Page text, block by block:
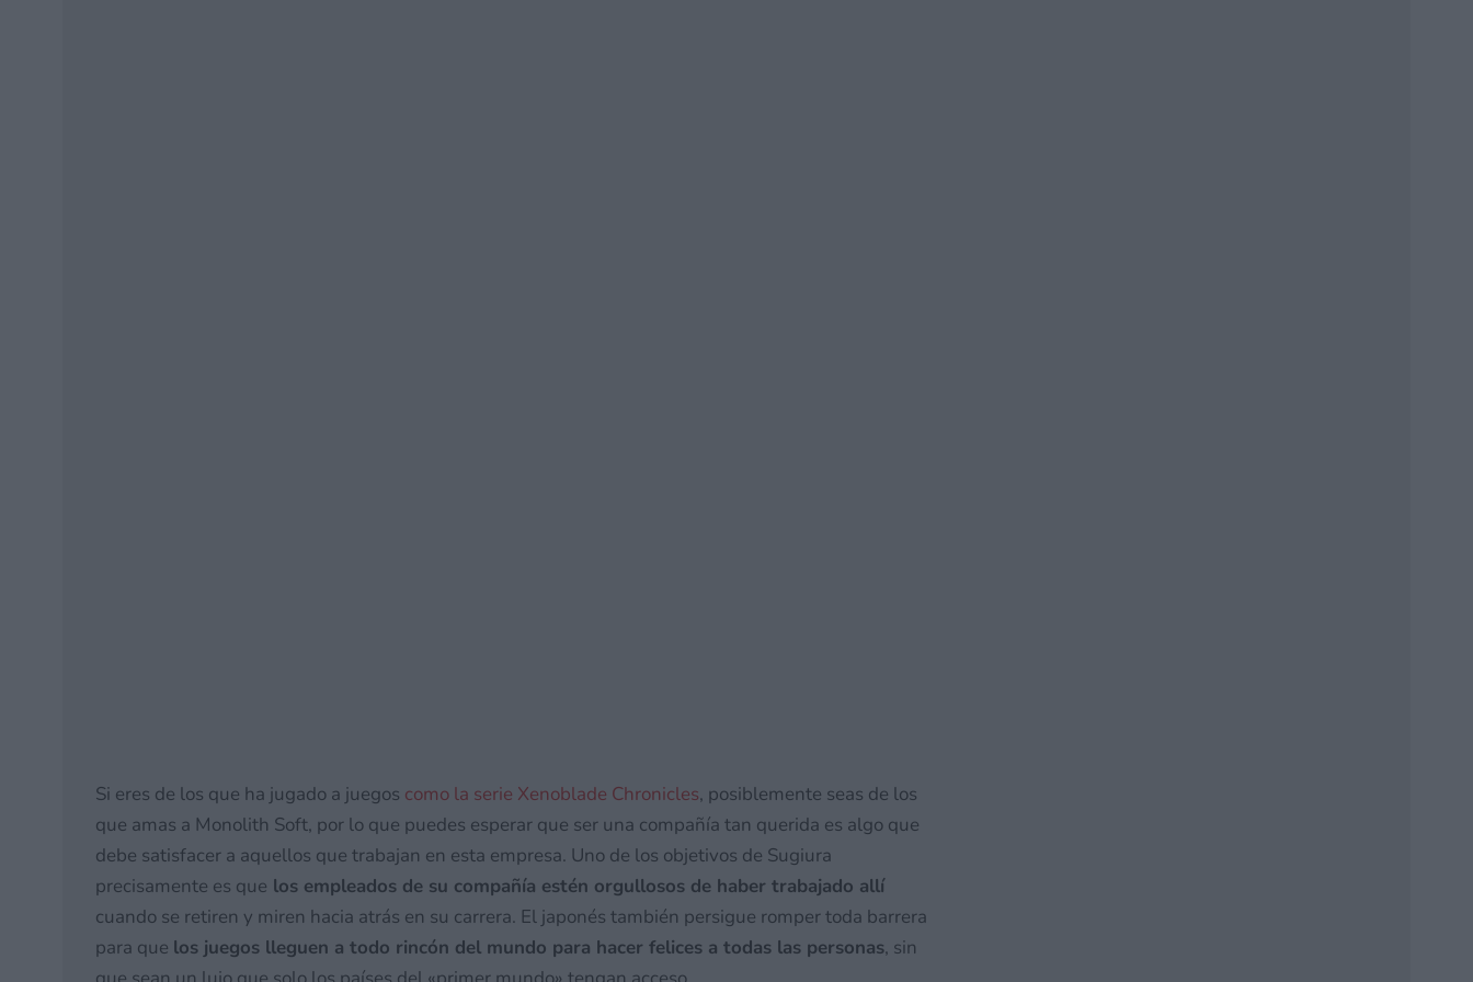
Si eres de los que ha jugado a juegos como la serie Xenoblade Chronicles, posiblemente seas de los
que amas a Monolith Soft, por lo que puedes esperar que ser una compañía tan querida es algo que
debe satisfacer a aquellos que trabajan en esta empresa. Uno de los objetivos de Sugiura
precisamente es que los empleados de su compañía estén orgullosos de haber trabajado allí
cuando se retiren y miren hacia atrás en su carrera. El japonés también persigue romper toda barrera
para que los juegos lleguen a todo rincón del mundo para hacer felices a todas las personas, sin